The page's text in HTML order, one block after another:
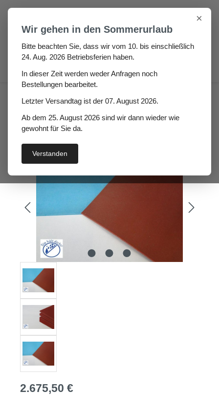
Zum Hauptinhalt springen
Silikonplatte 60° rotbraun
Höhe: 10mm Ripita
Bildergalerie überspringen
Regulärer Preis:
2.675,50 €
×
Wir gehen in den Sommerurlaub
Bitte beachten Sie, dass wir vom 10. bis einschließlich
24. Aug. 2026 Betriebsferien haben.
In dieser Zeit werden weder Anfragen noch
Bestellungen bearbeitet.
Letzter Versandtag ist der 07. August 2026.
Ab dem 25. August 2026 sind wir dann wieder wie
gewohnt für Sie da.
Verstanden